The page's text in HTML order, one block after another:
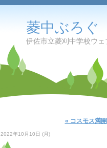
菱中ぶろぐ
伊佐市立菱刈中学校ウェ
« コスモス満開
2022年10月10日 (月)